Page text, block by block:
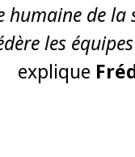
humaine de
les
explique